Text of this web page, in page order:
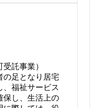
託事業）
足となり居宅
、福祉サービス
保し、生活上の